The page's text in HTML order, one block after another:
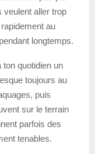
veulent aller trop
au
longtemps.
ton quotidien un
toujours au
puis
sur le terrain
parfois des
tenables.